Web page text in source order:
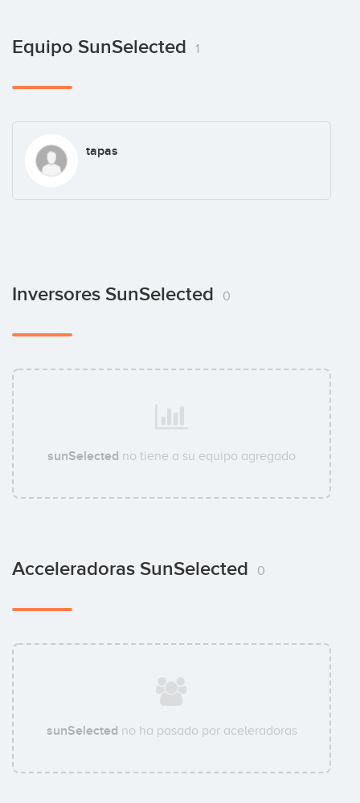
Equipo SunSelected 1
tapas
Inversores SunSelected 0
sunSelected no tiene a su equipo agregado
Acceleradoras SunSelected 0
sunSelected no ha pasado por aceleradoras